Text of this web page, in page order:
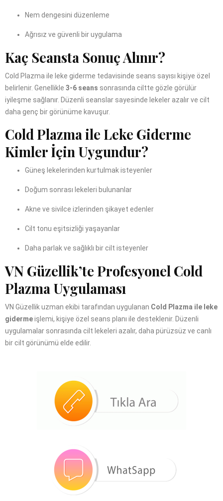
Nem dengesini düzenleme
Ağrısız ve güvenli bir uygulama
Kaç Seansta Sonuç Alınır?
Cold Plazma ile leke giderme tedavisinde seans sayısı kişiye özel
belirlenir. Genellikle 3-6 seans sonrasında ciltte gözle görülür
iyileşme sağlanır. Düzenli seanslar sayesinde lekeler azalır ve cilt
daha genç bir görünüme kavuşur.
Cold Plazma ile Leke Giderme
Kimler İçin Uygundur?
Güneş lekelerinden kurtulmak isteyenler
Doğum sonrası lekeleri bulunanlar
Akne ve sivilce izlerinden şikayet edenler
Cilt tonu eşitsizliği yaşayanlar
Daha parlak ve sağlıklı bir cilt isteyenler
VN Güzellik’te Profesyonel Cold
Plazma Uygulaması
VN Güzellik uzman ekibi tarafından uygulanan Cold Plazma ile leke
gidermeişlemi, kişiye özel seans planı ile desteklenir. Düzenli
uygulamalar sonrasında cilt lekeleri azalır, daha pürüzsüz ve canlı
bir cilt görünümü elde edilir.